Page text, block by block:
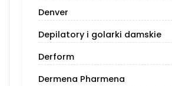
Denver
Depilatory i golarki damskie
Derform
Dermena Pharmena